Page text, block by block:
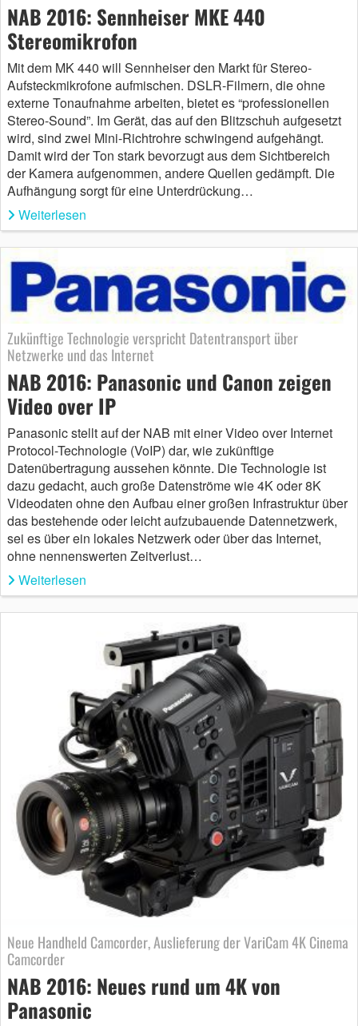
NAB 2016: Sennheiser MKE 440
Stereomikrofon
Mit dem MK 440 will Sennheiser den Markt für Stereo-
Aufsteckmikrofone aufmischen. DSLR-Filmern, die ohne
externe Tonaufnahme arbeiten, bietet es “professionellen
Stereo-Sound”. Im Gerät, das auf den Blitzschuh aufgesetzt
wird, sind zwei Mini-Richtrohre schwingend aufgehängt.
Damit wird der Ton stark bevorzugt aus dem Sichtbereich
der Kamera aufgenommen, andere Quellen gedämpft. Die
Aufhängung sorgt für eine Unterdrückung…
Weiterlesen
Zukünftige Technologie verspricht Datentransport über
Netzwerke und das Internet
NAB 2016: Panasonic und Canon zeigen
Video over IP
Panasonic stellt auf der NAB mit einer Video over Internet
Protocol-Technologie (VoIP) dar, wie zukünftige
Datenübertragung aussehen könnte. Die Technologie ist
dazu gedacht, auch große Datenströme wie 4K oder 8K
Videodaten ohne den Aufbau einer großen Infrastruktur über
das bestehende oder leicht aufzubauende Datennetzwerk,
sei es über ein lokales Netzwerk oder über das Internet,
ohne nennenswerten Zeitverlust…
Weiterlesen
Neue Handheld Camcorder, Auslieferung der VariCam 4K Cinema
Camcorder
NAB 2016: Neues rund um 4K von
Panasonic